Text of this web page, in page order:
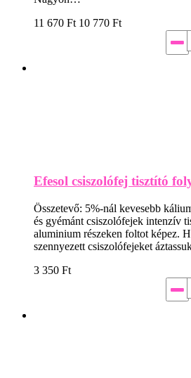
11 670 Ft 10 770 Ft
Efesol csiszolófej tisztító
Összetevő: 5%-nál kevesebb
és gyémánt csiszolófejek intenzív
aluminium részeken foltot képez.
szennyezett csiszolófejeket
3 350 Ft